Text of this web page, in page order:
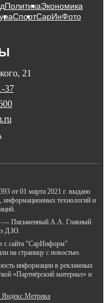
ПолитикаЭкономика
СпортСарИнФото
21
37
от 01 марта 2021 г. выдано
информационных технологий и
— Письменный А.А. Главный
Д.Ю.
с сайта "СарИнформ"
на страницу с новостью.
информации в рекламных
«Партнёрский материал» и
Яндекс.Метрика